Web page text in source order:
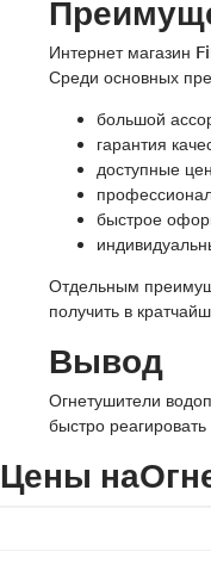
Интернет магазин
Среди основных
большой
гарантия
доступные
быстрое
Отдельным
получить в
Вывод
Огнетушители
быстро
Цены